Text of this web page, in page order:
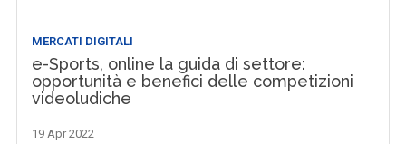
MERCATI DIGITALI
e-Sports, online la guida di settore:
opportunità e benefici delle competizioni
videoludiche
19 Apr 2022